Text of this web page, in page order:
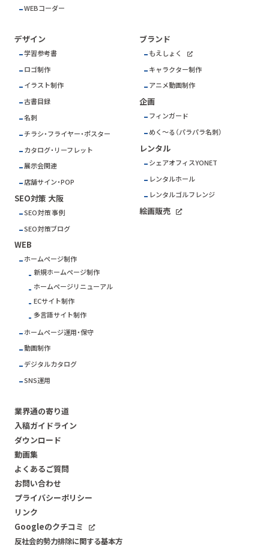
WEBコーダー
デザイン
学習参考書
ロゴ制作
イラスト制作
古書目録
名刺
チラシ・フライヤー・ポスター
カタログ・リーフレット
展示会関連
店舗サイン・POP
SEO対策 大阪
SEO対策 事例
SEO対策ブログ
WEB
ホームページ制作
新規ホームページ制作
ホームページリニューアル
ECサイト制作
多言語サイト制作
ホームページ運用・保守
動画制作
デジタルカタログ
SNS運用
ブランド
もえしょく
キャラクター制作
アニメ動画制作
企画
フィンガード
めく～る（パラパラ名刺）
レンタル
シェアオフィスYONET
レンタルホール
レンタルゴルフレンジ
絵画販売
業界通の寄り道
入稿ガイドライン
ダウンロード
動画集
よくあるご質問
お問い合わせ
プライバシーポリシー
リンク
Googleのクチコミ
反社会的勢力排除に関する基本方